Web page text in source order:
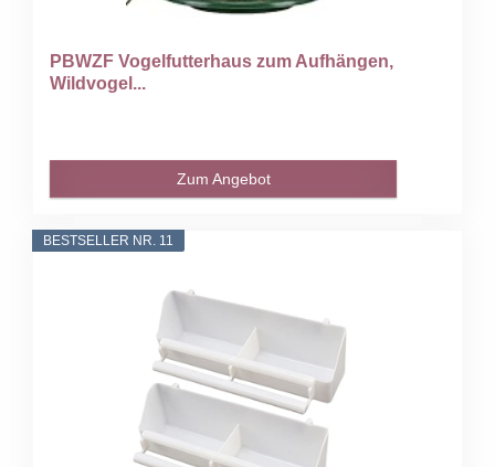
PBWZF Vogelfutterhaus zum Aufhängen,
Wildvogel...
Zum Angebot
BESTSELLER NR. 11